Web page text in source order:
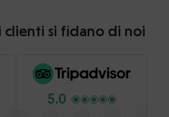
clienti si fidano di noi
5.0